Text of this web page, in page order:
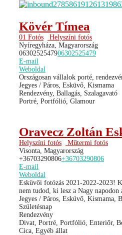
Kövér Tímea
01 Fotós
Helyszíni fotós
Nyíregyháza, Magyarország
0630252547906302525479
E-mail
Weboldal
Országosan vállalok porté,
Jegyes / Páros, Esküvő, Kismama
Rendezvény, Ballagás, Szalagavató
Portré, Portfólió, Glamour
Oravecz Zoltán
Helyszíni fotós
Műtermi fotós
Visonta, Magyarország
+36703290806+36703290806
E-mail
Weboldal
Esküvői fotózás 2021-2022-2023!
nem tudod, ki lesz a Nagy napodon
Jegyes / Páros, Esküvő, Kismama,
Születésnap
Rendezvény
Divat, Portré, Portfólió, Enteriőr,
Cica, Egyéb állat